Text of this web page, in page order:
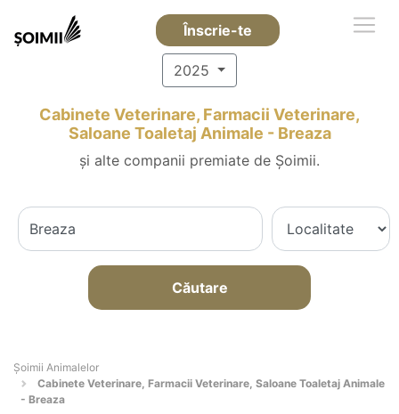
Înscrie-te
2025
Cabinete Veterinare, Farmacii Veterinare,
Saloane Toaletaj Animale - Breaza
și alte companii premiate de Șoimii.
Căutare
Şoimii Animalelor
Cabinete Veterinare, Farmacii Veterinare, Saloane Toaletaj Animale
- Breaza